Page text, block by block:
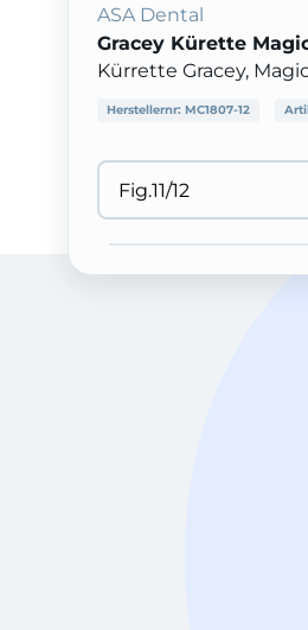
ASA Dental
Gracey Kürette
Kürrette Gracey, Magic
Herstellernr: MC1807-12